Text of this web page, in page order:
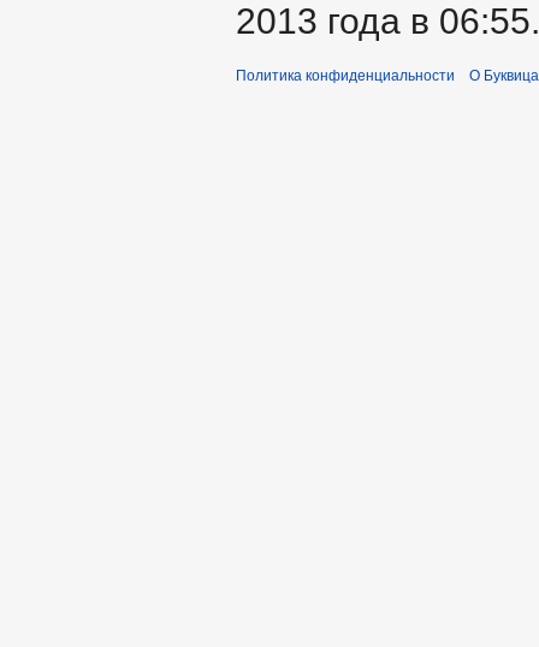
2013 года в 06:55.
Политика конфиденциальности О Буквица